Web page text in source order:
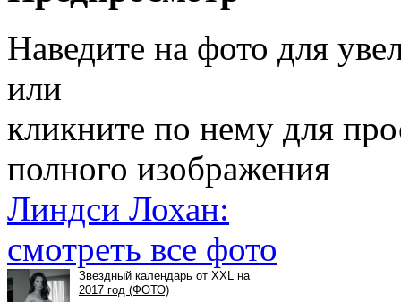
Наведите на фото для
или
кликните по нему для
полного изображения
Линдси Лохан:
смотреть все фото